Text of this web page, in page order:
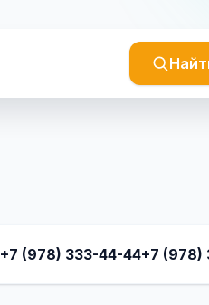
+7 (978) 333-44-44+7 (978)